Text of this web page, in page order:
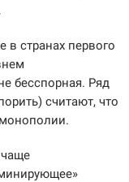
в странах первого
бесспорная. Ряд
считают, что